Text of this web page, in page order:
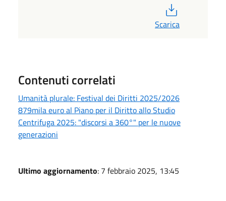
Scarica
Contenuti correlati
Umanità plurale: Festival dei Diritti 2025/2026
879mila euro al Piano per il Diritto allo Studio
Centrifuga 2025: "discorsi a 360°" per le nuove
generazioni
Ultimo aggiornamento: 7 febbraio 2025, 13:45